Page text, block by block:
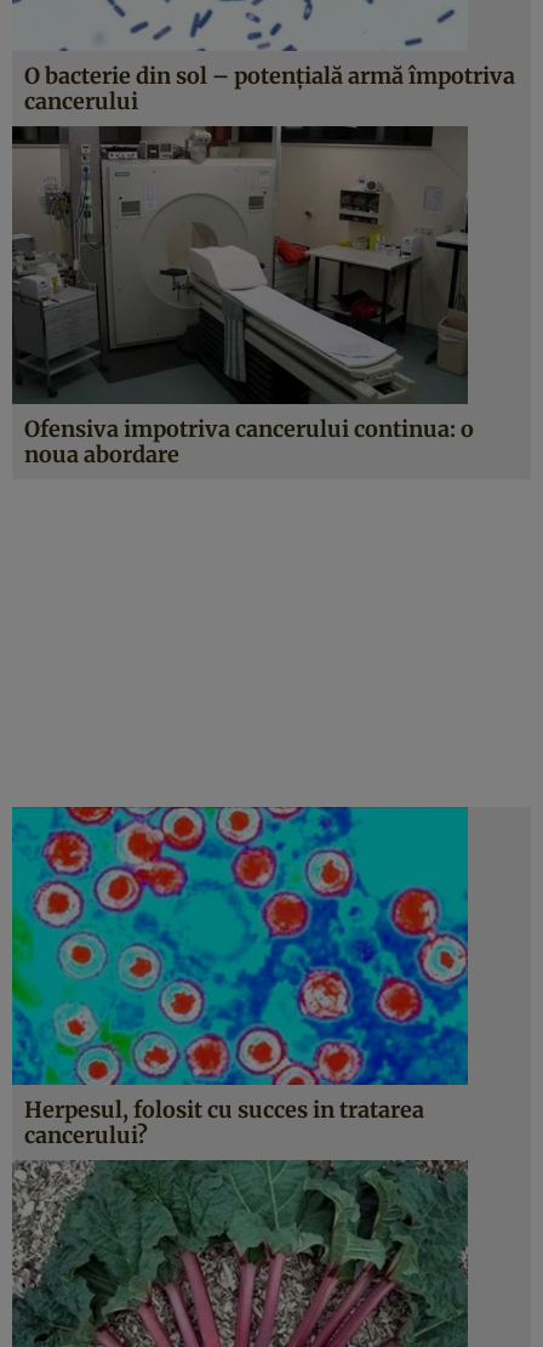
O bacterie din sol – potenţială armă împotriva
cancerului
Ofensiva impotriva cancerului continua: o
noua abordare
Herpesul, folosit cu succes in tratarea
cancerului?